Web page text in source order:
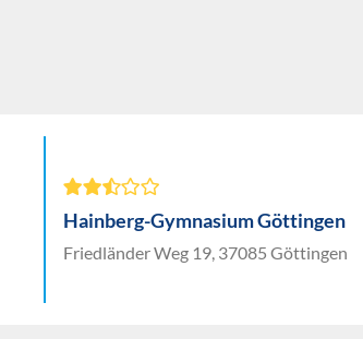
Hainberg-Gymnasium Göttingen
Friedländer Weg 19, 37085 Göttingen